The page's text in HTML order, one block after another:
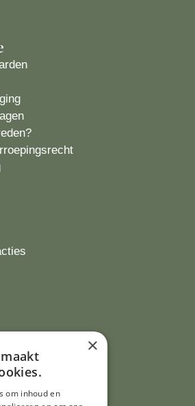
×
om inhoud en